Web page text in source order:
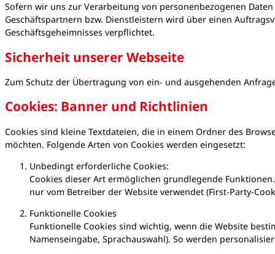
Sofern wir uns zur Verarbeitung von personenbezogenen
Geschäftspartnern bzw. Dienstleistern wird über einen
Geschäftsgeheimnisses verpflichtet.
Sicherheit unserer Webseite
Zum Schutz der Übertragung von ein- und ausgehenden
Cookies: Banner und Richtlinien
Cookies sind kleine Textdateien, die in einem Ordner des
möchten. Folgende Arten von Cookies werden eingesetzt:
Unbedingt erforderliche Cookies:
Cookies dieser Art ermöglichen grundlegende
nur vom Betreiber der Website verwendet (First-Party-
Funktionelle Cookies
Funktionelle Cookies sind wichtig, wenn die Website
Namenseingabe, Sprachauswahl). So werden